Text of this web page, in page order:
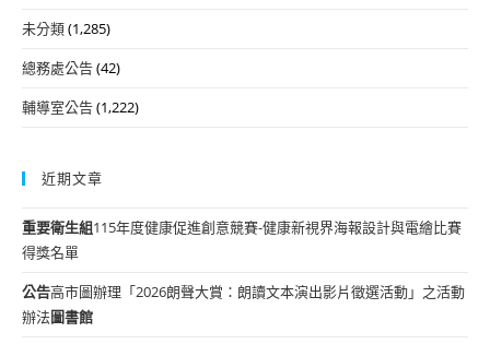
未分類(1,285)
總務處公告(42)
輔導室公告(1,222)
近期文章
重要衛生組115年度健康促進創意競賽-健康新視界海報設計與電繪比賽
得獎名單
公告高市圖辦理「2026朗聲大賞：朗讀文本演出影片徵選活動」之活動
辦法圖書館